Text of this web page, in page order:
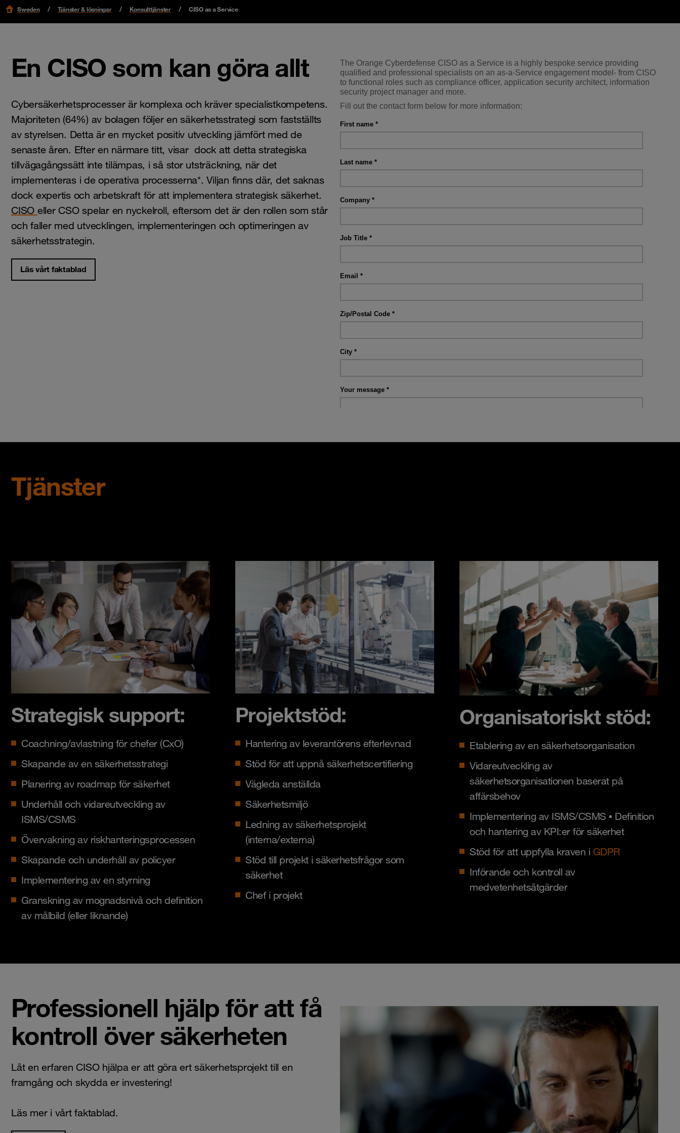
Sweden Tjänster & lösningar Konsulttjänster CISO as a Service
En CISO som kan göra allt
Cybersäkerhetsprocesser är komplexa och kräver specialistkompetens.
Majoriteten (64%) av bolagen följer en säkerhetsstrategi som fastställts
av styrelsen. Detta är en mycket positiv utveckling jämfört med de
senaste åren. Efter en närmare titt, visar dock att detta strategiska
tillvägagångssätt inte tilämpas, i så stor utsträckning, när det
implementeras i de operativa processerna*. Viljan finns där, det saknas
dock expertis och arbetskraft för att implementera strategisk säkerhet.
CISO eller CSO spelar en nyckelroll, eftersom det är den rollen som står
och faller med utvecklingen, implementeringen och optimeringen av
säkerhetsstrategin.
Läs vårt faktablad
Tjänster
Strategisk support:
Coachning/avlastning för chefer (CxO)
Skapande av en säkerhetsstrategi
Planering av roadmap för säkerhet
Underhåll och vidareutveckling av
ISMS/CSMS
Övervakning av riskhanteringsprocessen
Skapande och underhåll av policyer
Implementering av en styrning
Granskning av mognadsnivå och definition
av målbild (eller liknande)
Projektstöd:
Hantering av leverantörens efterlevnad
Stöd för att uppnå säkerhetscertifiering
Vägleda anställda
Säkerhetsmiljö
Ledning av säkerhetsprojekt
(interna/externa)
Stöd till projekt i säkerhetsfrågor som
säkerhet
Chef i projekt
Organisatoriskt stöd:
Etablering av en säkerhetsorganisation
Vidareutveckling av
säkerhetsorganisationen baserat på
affärsbehov
Implementering av ISMS/CSMS ▪ Definition
och hantering av KPI:er för säkerhet
Stöd för att uppfylla kraven i GDPR
Införande och kontroll av
medvetenhetsåtgärder
Professionell hjälp för att få
kontroll över säkerheten
Låt en erfaren CISO hjälpa er att göra ert säkerhetsprojekt till en
framgång och skydda er investering!
Läs mer i vårt faktablad.